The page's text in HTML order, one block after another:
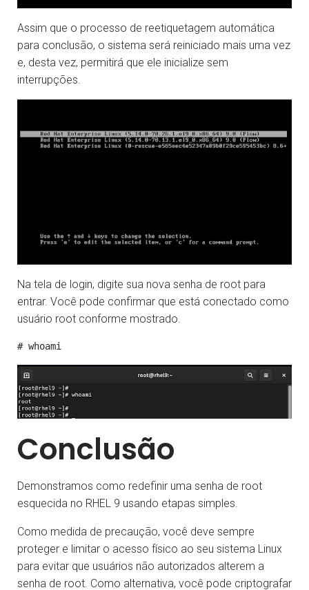
Assim que o processo de reetiquetagem automática
para conclusão, o sistema será reiniciado mais uma vez
e, desta vez, permitirá que ele inicialize sem
interrupções.
Na tela de login, digite sua nova senha de root para
entrar. Você pode confirmar que está conectado como
usuário root conforme mostrado.
Conclusão
Demonstramos como redefinir uma senha de root
esquecida no RHEL 9 usando etapas simples.
Como medida de precaução, você deve sempre
proteger e limitar o acesso físico ao seu sistema Linux
para evitar que usuários não autorizados alterem a
senha de root. Como alternativa, você pode criptografar